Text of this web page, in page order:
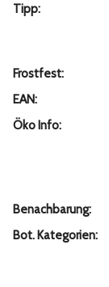
Tipp:
Frostfest:
EAN:
Öko Info:
Benachbarung:
Bot. Kategorien: